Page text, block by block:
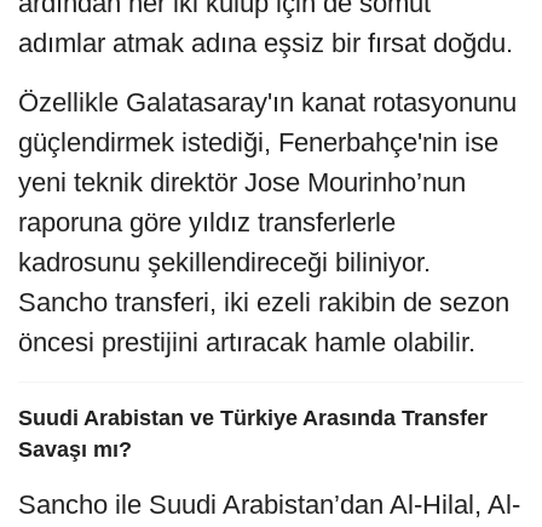
adımlar atmak adına eşsiz bir fırsat doğdu.
Özellikle Galatasaray'ın kanat rotasyonunu
güçlendirmek istediği, Fenerbahçe'nin ise
yeni teknik direktör Jose Mourinho’nun
raporuna göre yıldız transferlerle
kadrosunu şekillendireceği biliniyor.
Sancho transferi, iki ezeli rakibin de sezon
öncesi prestijini artıracak hamle olabilir.
Suudi Arabistan ve Türkiye Arasında Transfer
Savaşı mı?
Sancho ile Suudi Arabistan’dan Al-Hilal, Al-